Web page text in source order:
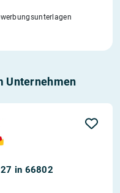
Unternehmen
in 66802